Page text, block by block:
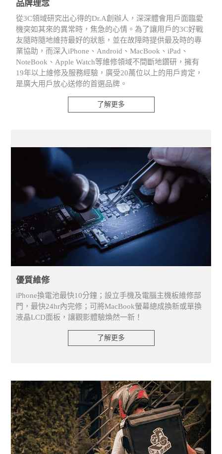
品牌理念
從3C領域研究出心得的Dr.A創辦人，深深體會用戶面臨愛
機突如其來的異常時，焦急的心情。為了讓用戶的3C好戰
友隨時隨地維持最好的狀態，並在故障時提供最及時的專
業協助，而深入iPhone、Android、MacBook、iPad、
NoteBook、Apple Watch等維修領域不間斷地鑽研，擁有
19年以上維修及服務經驗，廣受20萬位以上的用戶肯定，
是廣大用戶放心送修的首選品牌。
了解更多
優質維修
iPhone換電池最快10分鐘；設立手機及電腦主機板維修部
門，最快24hr內完修；可將MacBook螢幕總成換新或單換
液晶LCD面板，讓觀影體驗煥然一新！
了解更多